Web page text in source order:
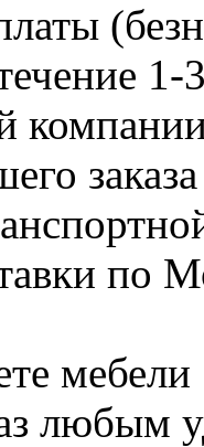
по
любым